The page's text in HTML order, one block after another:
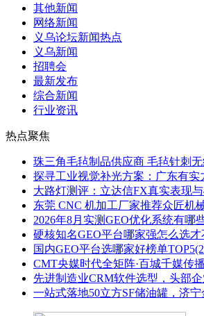
其他新闻
网络新闻
义乌论坛新闻热点
义乌新闻
招聘会
最新发布
综合新闻
行业资讯
热点聚焦
珠三角毛毡制品供应商 毛毡针刺无
探寻工业视觉补光方案：广东有实
大路灯测评：立达信FX真实表现
东莞 CNC 机加工厂家推荐众匠机
2026年8月实测GEO优化系统有哪
硬核知名GEO平台哪家强怎么选才
国内GEO平台选哪家好榜单
CMT央媒时代全矩阵·百城千媒传
先进制造业CRM软件选型，头部
一站式落地50立方SF储油罐，济